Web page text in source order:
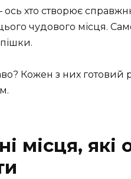
ось хто створює
цього чудового місця.
Кожен з них
місця, які